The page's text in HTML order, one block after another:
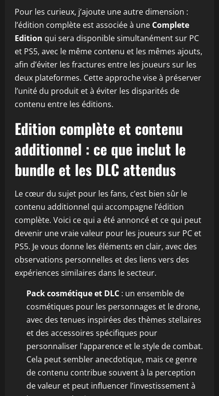
Pour les curieux, j’ajoute une autre dimension :
l’édition complète est associée à une Complete
Edition qui sera disponible simultanément sur PC
et PS5, avec le même contenu et les mêmes ajouts,
afin d’éviter les fractures entre les joueurs sur les
deux plateformes. Cette approche vise à préserver
l’unité du produit et à éviter les disparités de
contenu entre les éditions.
Edition complète et contenu
additionnel : ce que inclut le
bundle et les DLC attendus
Le cœur du sujet pour les fans, c’est bien sûr le
contenu additionnel qui accompagne l’édition
complète. Voici ce qui a été annoncé et ce qui peut
devenir une vraie valeur pour les joueurs sur PC et
PS5. Je vous donne les éléments en clair, avec des
observations personnelles et des liens vers des
expériences similaires dans le secteur.
Pack cosmétique et DLC : un ensemble de
cosmétiques pour les personnages et le drone,
avec des tenues inspirées des thèmes stellaires
et des accessoires spécifiques pour
personnaliser l’apparence et le style de combat.
Cela peut sembler anecdotique, mais ce genre
de contenu contribue souvent à la perception
de valeur et peut influencer l’investissement à